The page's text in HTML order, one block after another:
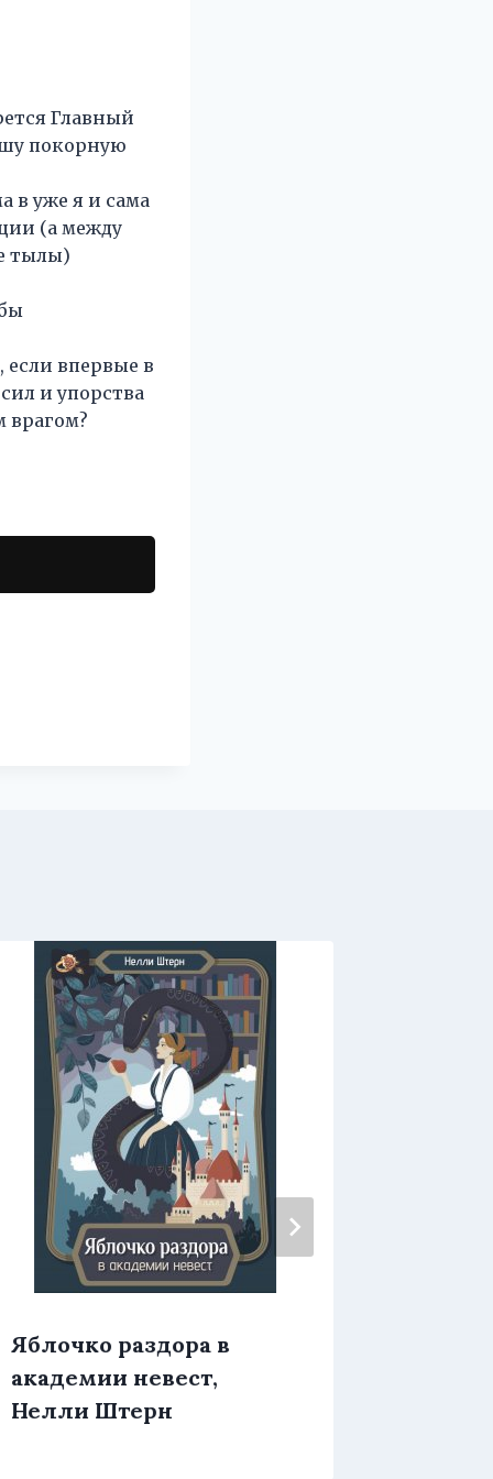
Главный
покорную
в уже я и сама
(а между
тылы)
если впервые в
и упорства
врагом?
Яблочко раздора в
академии невест,
Нелли Штерн